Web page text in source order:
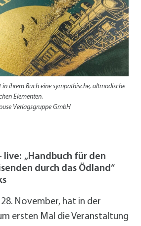
in ihrem Buch eine sympathische, altmodische
Elementen.
Verlagsgruppe GmbH
live: „Handbuch für den
durch das Ödland“
November, hat in der
ersten Mal die Veranstaltung